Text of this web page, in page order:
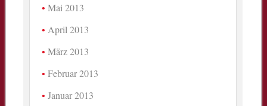
Mai 2013
April 2013
März 2013
Februar 2013
Januar 2013